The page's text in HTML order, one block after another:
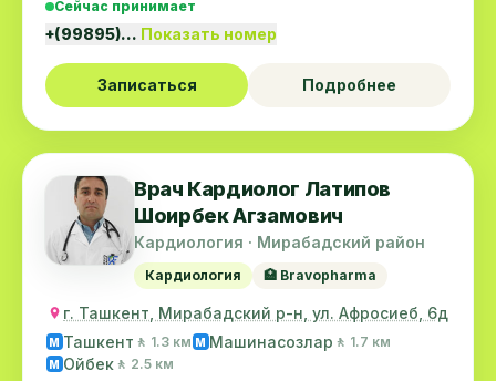
Сейчас принимает
+(99895)… Показать номер
Записаться Подробнее
Врач Кардиолог Латипов
Шоирбек Агзамович
Кардиология · Мирабадский район
Кардиология 🏥 Bravopharma
г. Ташкент, Мирабадский р-н, ул. Афросиеб, 6д
M Ташкент 🚶 1.3 км M Машинасозлар 🚶 1.7 км
M Ойбек 🚶 2.5 км